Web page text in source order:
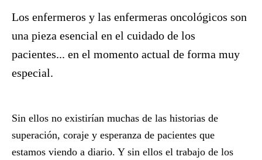
Los enfermeros y las enfermeras oncológicos son
una pieza esencial en el cuidado de los
pacientes... en el momento actual de forma muy
especial.
Sin ellos no existirían muchas de las historias de
superación, coraje y esperanza de pacientes que
estamos viendo a diario. Y sin ellos el trabajo de los